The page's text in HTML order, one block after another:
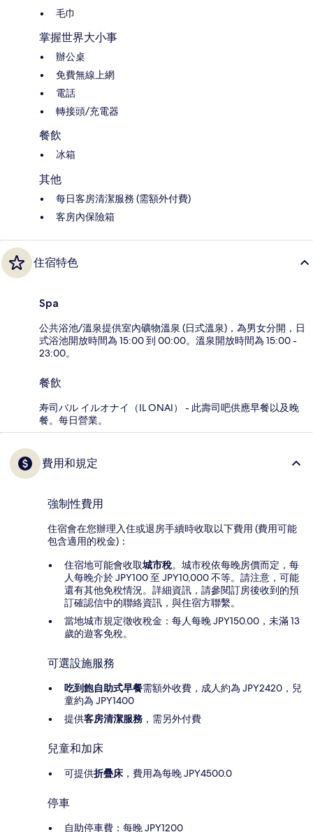
毛巾
掌握世界大小事
辦公桌
免費無線上網
電話
轉接頭/充電器
餐飲
冰箱
其他
每日客房清潔服務 (需額外付費)
客房內保險箱
住宿特色
Spa
公共浴池/溫泉提供室內礦物溫泉 (日式溫泉)，為男女分開，日
式浴池開放時間為 15:00 到 00:00。溫泉開放時間為 15:00 -
23:00。
餐飲
寿司バル イルオナイ（IL ONAI） - 此壽司吧供應早餐以及晚
餐。每日營業。
費用和規定
強制性費用
住宿會在您辦理入住或退房手續時收取以下費用 (費用可能
包含適用的稅金)：
住宿地可能會收取城市稅。城市稅依每晚房價而定，每
人每晚介於 JPY100 至 JPY10,000 不等。請注意，可能
還有其他免稅情況。詳細資訊，請參閱訂房後收到的預
訂確認信中的聯絡資訊，與住宿方聯繫。
當地城市規定徵收稅金：每人每晚 JPY150.00，未滿 13
歲的遊客免稅。
可選設施服務
吃到飽自助式早餐需額外收費，成人約為 JPY2420，兒
童約為 JPY1400
提供客房清潔服務 ，需另外付費
兒童和加床
可提供折疊床 ，費用為每晚 JPY4500.0
停車
自助停車費：每晚 JPY1200